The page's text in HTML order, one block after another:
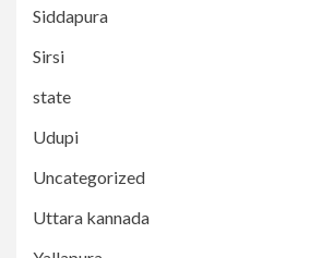
Siddapura
Sirsi
state
Udupi
Uncategorized
Uttara kannada